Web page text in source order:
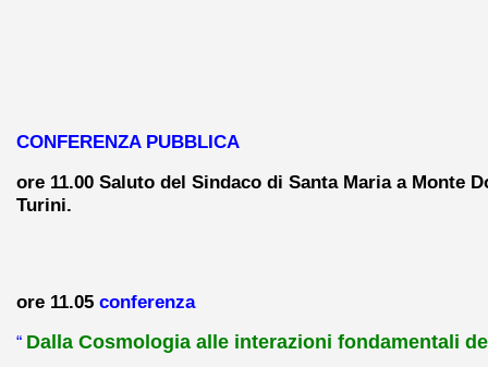
CONFERENZA PUBBLICA
ore 11.00 Saluto del Sindaco di Santa Maria a Monte
Turini.
ore 11.05 conferenza
“ Dalla Cosmologia alle interazioni fondamentali